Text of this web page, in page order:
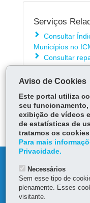
Serviços
Consultar
Municípios no
Consultar
Estadual aos
ÓRGÃO
DEIXE SUA OPINIÃO
OUVIDORIA
Aviso de Cookies
Este portal utiliza
seu funcionamento,
exibição de vídeos
de estatísticas de
tratamos os
Para mais
Privacidade.
Necessários
Sem esse tipo de
plenamente. Esses
visitante.